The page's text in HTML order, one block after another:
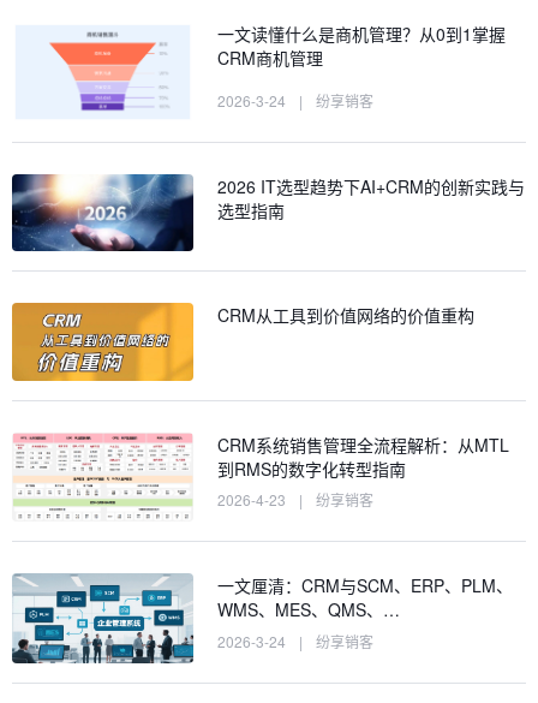
一文读懂什么是商机管理？从0到1掌握
CRM商机管理
2026-3-24 | 纷享销客
2026 IT选型趋势下AI+CRM的创新实践与
选型指南
CRM从工具到价值网络的价值重构
CRM系统销售管理全流程解析：从MTL
到RMS的数字化转型指南
2026-4-23 | 纷享销客
一文厘清：CRM与SCM、ERP、PLM、
WMS、MES、QMS、…
2026-3-24 | 纷享销客